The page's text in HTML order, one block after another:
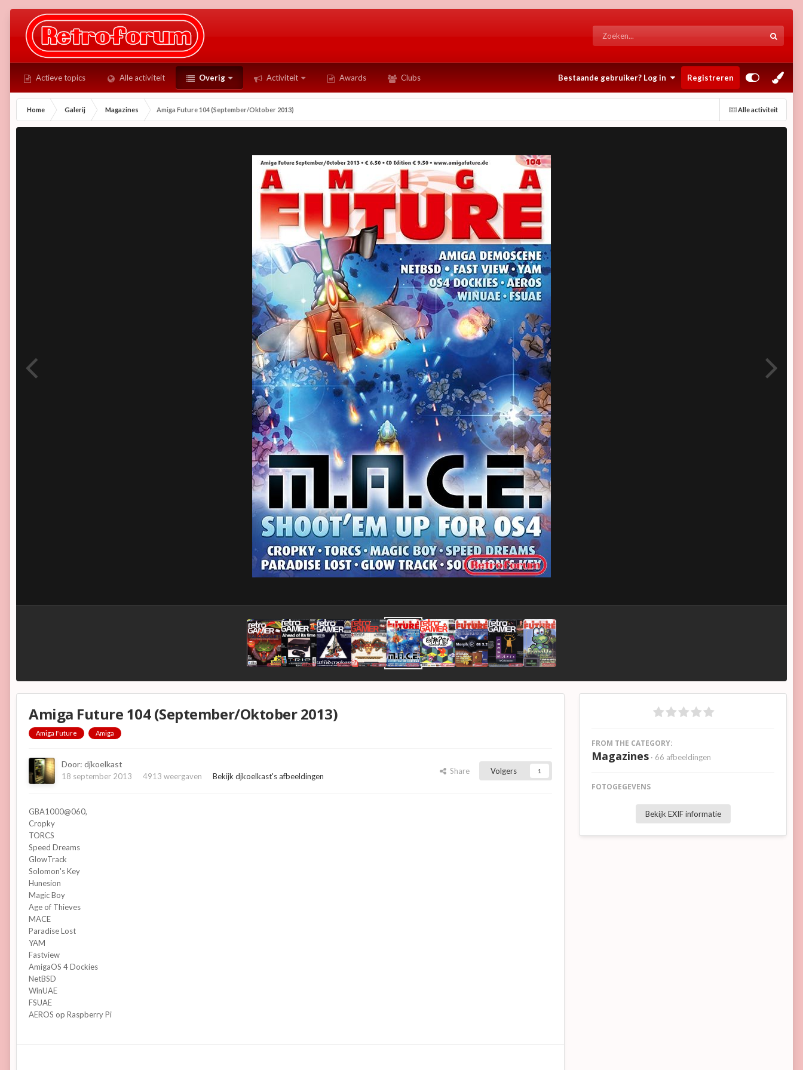
Actieve topics Alle activiteit Overig Activiteit Awards Clubs Bestaande gebruiker? Log in Registreren
Alle activiteit
Home Galerij Magazines Amiga Future 104 (September/Oktober 2013)
Amiga Future 104 (September/Oktober 2013)
Amiga Future Amiga
Door: djkoelkast
18 september 2013 4913 weergaven Bekijk djkoelkast's afbeeldingen
Share Volgers 1
GBA1000@060,
Cropky
TORCS
Speed Dreams
GlowTrack
Solomon's Key
Hunesion
Magic Boy
Age of Thieves
MACE
Paradise Lost
YAM
Fastview
AmigaOS 4 Dockies
NetBSD
WinUAE
FSUAE
AEROS op Raspberry Pi
FROM THE CATEGORY:
Magazines · 66 afbeeldingen
FOTOGEGEVENS
Bekijk EXIF informatie